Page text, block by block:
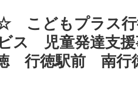
こどもプラス
ス 児童発達支
行徳駅前 南行